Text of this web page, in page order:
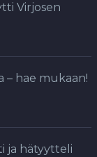
Virjosen
– hae mukaan!
ja hätyytteli